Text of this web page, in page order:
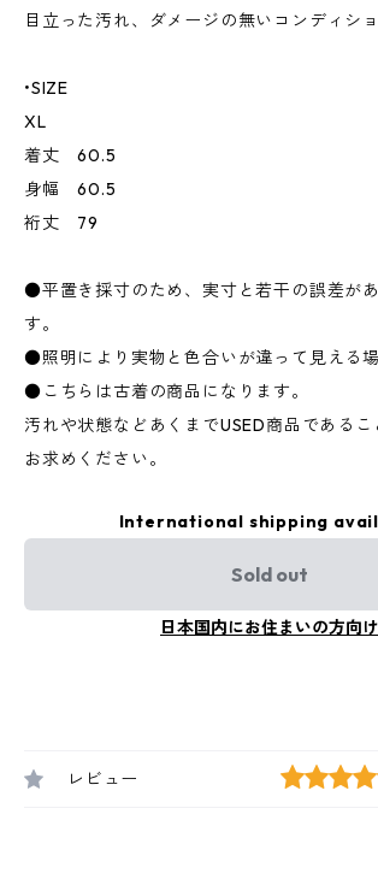
目立った汚れ、ダメージの無いコンディショ
•SIZE
XL
着丈 60.5
身幅 60.5
裄丈 79
●平置き採寸のため、実寸と若干の誤差が
す。
●照明により実物と色合いが違って見える場
●こちらは古着の商品になります。
汚れや状態などあくまでUSED商品である
お求めください。
International shipping
Sold out
日本国内にお住まいの方向け
レビュー